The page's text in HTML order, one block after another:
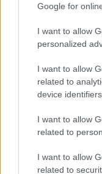
Google for
I want to allow
personalized
I want to allow
related to
device
I want to allow
related to
I want to allow
related to
Πακιστάν – θα
Η Ρωσία